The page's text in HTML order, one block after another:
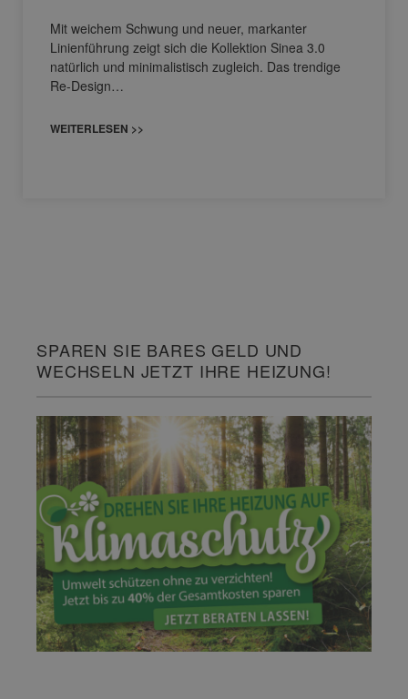
Mit weichem Schwung und neuer, markanter
Linienführung zeigt sich die Kollektion Sinea 3.0
natürlich und minimalistisch zugleich. Das trendige
Re-Design…
WEITERLESEN >>
SPAREN SIE BARES GELD UND
WECHSELN JETZT IHRE HEIZUNG!